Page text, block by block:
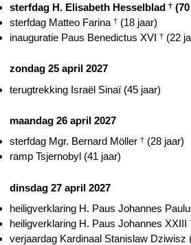
sterfdag H. Elisabeth Hesselblad †
sterfdag Matteo Farina † (18 jaar)
inauguratie Paus Benedictus XVI † (22
zondag 25 april 2027
terugtrekking Israël Sinaï (45 jaar)
maandag 26 april 2027
sterfdag Mgr. Bernard Möller † (28 jaar)
ramp Tsjernobyl (41 jaar)
dinsdag 27 april 2027
heiligverklaring H. Paus Johannes
heiligverklaring H. Paus Johannes XXIII
verjaardag Kardinaal Stanislaw Dziwisz